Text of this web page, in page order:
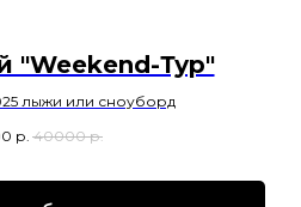
"Weekend-Тур"
лыжи или сноуборд
р. 40000 р.